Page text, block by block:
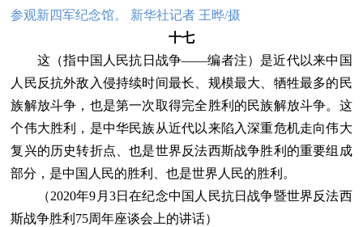
参观新四军纪念馆。 新华社记者 王晔/摄
十七
这（指中国人民抗日战争——编者注）是近代以来中国
人民反抗外敌入侵持续时间最长、规模最大、牺牲最多的民
族解放斗争，也是第一次取得完全胜利的民族解放斗争。这
个伟大胜利，是中华民族从近代以来陷入深重危机走向伟大
复兴的历史转折点、也是世界反法西斯战争胜利的重要组成
部分，是中国人民的胜利、也是世界人民的胜利。
（2020年9月3日在纪念中国人民抗日战争暨世界反法西
斯战争胜利75周年座谈会上的讲话）